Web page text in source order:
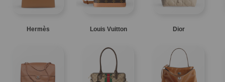
Hermès Louis Vuitton Dior